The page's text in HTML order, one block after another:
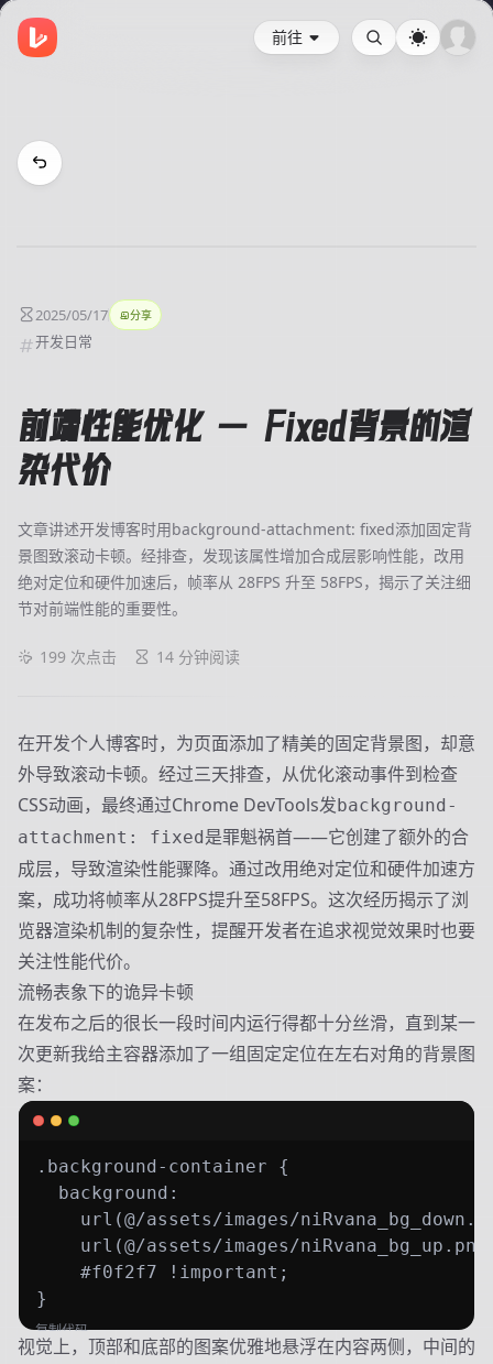
前往
2025/05/17 分享
开发日常
前端性能优化 — Fixed背景的渲
染代价
文章讲述开发博客时用background-attachment: fixed添加固定背
景图致滚动卡顿。经排查，发现该属性增加合成层影响性能，改用
绝对定位和硬件加速后，帧率从 28FPS 升至 58FPS，揭示了关注细
节对前端性能的重要性。
199 次点击 14 分钟阅读
在开发个人博客时，为页面添加了精美的固定背景图，却意
外导致滚动卡顿。经过三天排查，从优化滚动事件到检查
CSS动画，最终通过Chrome DevTools发background-
attachment: fixed是罪魁祸首——它创建了额外的合
成层，导致渲染性能骤降。通过改用绝对定位和硬件加速方
案，成功将帧率从28FPS提升至58FPS。这次经历揭示了浏
览器渲染机制的复杂性，提醒开发者在追求视觉效果时也要
关注性能代价。
流畅表象下的诡异卡顿
在发布之后的很长一段时间内运行得都十分丝滑，直到某一
次更新我给主容器添加了一组固定定位在左右对角的背景图
案：
.background-container {
  background:
url(@/assets/images/
url(@/assets/images/
    #f0f2f7 !important;
}
复制代码
视觉上，顶部和底部的图案优雅地悬浮在内容两侧，中间的